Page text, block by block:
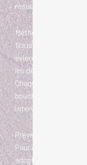
résoudre ces
Méthodes de
Nous utilisons
éviers et lavabos, y
les déboucheurs
Chaque méthode est
bouchon et du type
intervention adaptée
Prévention des
Pour éviter les
adoptez des